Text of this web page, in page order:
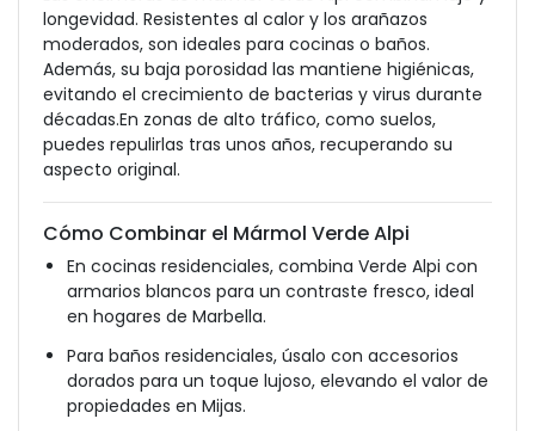
longevidad. Resistentes al calor y los arañazos
moderados, son ideales para cocinas o baños.
Además, su baja porosidad las mantiene higiénicas,
evitando el crecimiento de bacterias y virus durante
décadas.En zonas de alto tráfico, como suelos,
puedes repulirlas tras unos años, recuperando su
aspecto original.
Cómo Combinar el Mármol Verde Alpi
En cocinas residenciales, combina Verde Alpi con
armarios blancos para un contraste fresco, ideal
en hogares de Marbella.
Para baños residenciales, úsalo con accesorios
dorados para un toque lujoso, elevando el valor de
propiedades en Mijas.